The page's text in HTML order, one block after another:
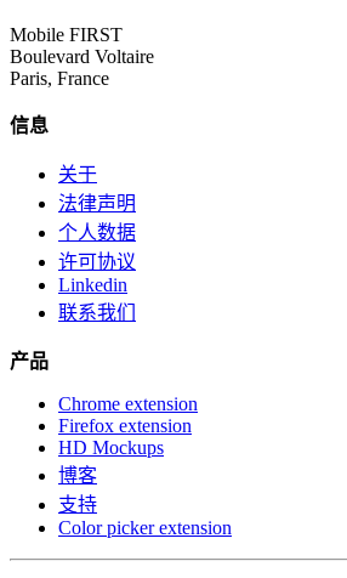
Mobile FIRST
Boulevard Voltaire
Paris, France
信息
关于
法律声明
个人数据
许可协议
Linkedin
联系我们
产品
Chrome extension
Firefox extension
HD Mockups
博客
支持
Color picker extension